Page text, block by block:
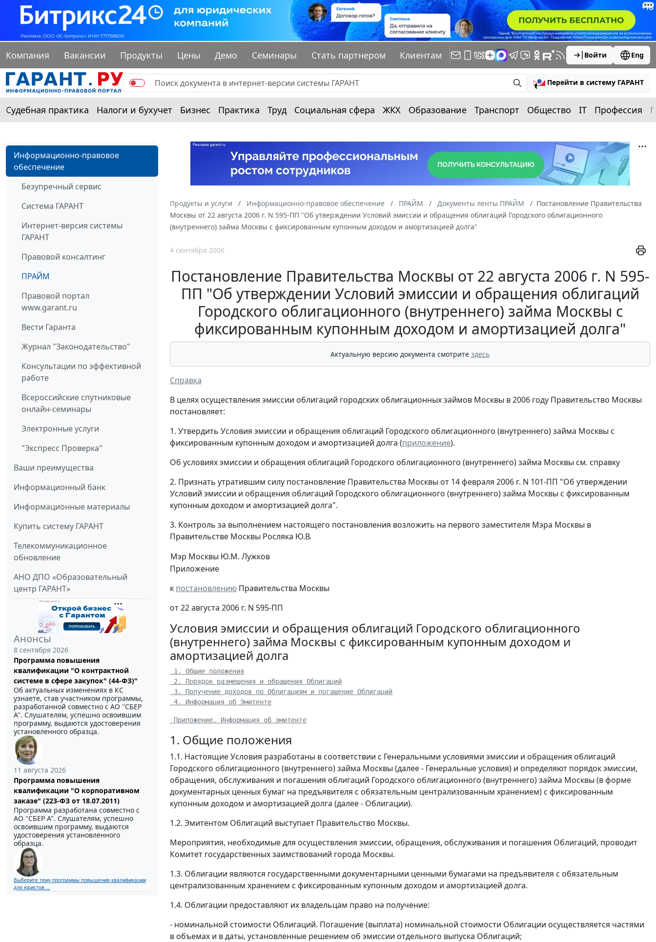
Компания Вакансии Продукты Цены Демо Семинары Стать партнером Клиентам Войти Eng
Перейти в систему ГАРАНТ
Судебная практика Налоги и бухучет Бизнес Практика Труд Социальная сфера ЖКХ Образование Транспорт Общество IT Профессия
Информационно-правовое
обеспечение
Безупречный сервис
Система ГАРАНТ
Интернет-версия системы
ГАРАНТ
Правовой консалтинг
ПРАЙМ
Правовой портал
www.garant.ru
Вести Гаранта
Журнал "Законодательство"
Консультации по эффективной
работе
Всероссийские спутниковые
онлайн-семинары
Электронные услуги
"Экспресс Проверка"
Ваши преимущества
Информационный банк
Информационные материалы
Купить систему ГАРАНТ
Телекоммуникационное
обновление
АНО ДПО «Образовательный
центр ГАРАНТ»
Анонсы
8 сентября 2026
Программа повышения
квалификации "О контрактной
системе в сфере закупок" (44-ФЗ)"
Об актуальных изменениях в КС
узнаете, став участником программы,
разработанной совместно с АО ''СБЕР
А". Слушателям, успешно освоившим
программу, выдаются удостоверения
установленного образца.
11 августа 2026
Программа повышения
квалификации "О корпоративном
заказе" (223-ФЗ от 18.07.2011)
Программа разработана совместно с
АО ''СБЕР А". Слушателям, успешно
освоившим программу, выдаются
удостоверения установленного
образца.
Выберите тему программы повышения квалификации
для юристов ...
Продукты и услуги Информационно-правовое обеспечение ПРАЙМ Документы ленты ПРАЙМ
Постановление Правительства
Москвы от 22 августа 2006 г. N 595-ПП "Об утверждении Условий эмиссии и обращения облигаций Городского облигационного
(внутреннего) займа Москвы с фиксированным купонным доходом и амортизацией долга"
4 сентября 2006
Постановление Правительства Москвы от 22 августа 2006 г. N 595-
ПП "Об утверждении Условий эмиссии и обращения облигаций
Городского облигационного (внутреннего) займа Москвы с
фиксированным купонным доходом и амортизацией долга"
Актуальную версию документа смотрите здесь
Справка
В целях осуществления эмиссии облигаций городских облигационных займов Москвы в 2006 году Правительство Москвы
постановляет:
1. Утвердить Условия эмиссии и обращения облигаций Городского облигационного (внутреннего) займа Москвы с
фиксированным купонным доходом и амортизацией долга (приложение).
Об условиях эмиссии и обращения облигаций Городского облигационного (внутреннего) займа Москвы см. справку
2. Признать утратившим силу постановление Правительства Москвы от 14 февраля 2006 г. N 101-ПП "Об утверждении
Условий эмиссии и обращения облигаций Городского облигационного (внутреннего) займа Москвы с фиксированным
купонным доходом и амортизацией долга".
3. Контроль за выполнением настоящего постановления возложить на первого заместителя Мэра Москвы в
Правительстве Москвы Росляка Ю.В.
Мэр Москвы Ю.М. Лужков
Приложение
к постановлению Правительства Москвы
от 22 августа 2006 г. N 595-ПП
Условия эмиссии и обращения облигаций Городского облигационного
(внутреннего) займа Москвы с фиксированным купонным доходом и
амортизацией долга
1. Общие положения
2. Порядок размещения и обращения Облигаций
3. Получение доходов по Облигациям и погашение Облигаций
4. Информация об Эмитенте
Приложение. Информация об эмитенте
1. Общие положения
1.1. Настоящие Условия разработаны в соответствии с Генеральными условиями эмиссии и обращения облигаций
Городского облигационного (внутреннего) займа Москвы (далее - Генеральные условия) и определяют порядок эмиссии,
обращения, обслуживания и погашения облигаций Городского облигационного (внутреннего) займа Москвы (в форме
документарных ценных бумаг на предъявителя с обязательным централизованным хранением) с фиксированным
купонным доходом и амортизацией долга (далее - Облигации).
1.2. Эмитентом Облигаций выступает Правительство Москвы.
Мероприятия, необходимые для осуществления эмиссии, обращения, обслуживания и погашения Облигаций, проводит
Комитет государственных заимствований города Москвы.
1.3. Облигации являются государственными документарными ценными бумагами на предъявителя с обязательным
централизованным хранением с фиксированным купонным доходом и амортизацией долга.
1.4. Облигации предоставляют их владельцам право на получение:
- номинальной стоимости Облигаций. Погашение (выплата) номинальной стоимости Облигации осуществляется частями
в объемах и в даты, установленные решением об эмиссии отдельного выпуска Облигаций;